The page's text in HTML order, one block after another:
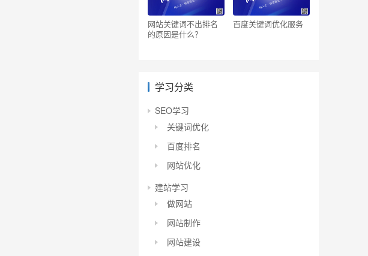
网站关键词不出排名
的原因是什么？
百度关键词优化服务
学习分类
SEO学习
关键词优化
百度排名
网站优化
建站学习
做网站
网站制作
网站建设